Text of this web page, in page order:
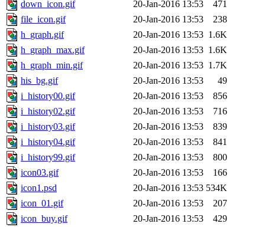
down_icon.gif
20-Jan-2016 13:53
471
file_icon.gif
20-Jan-2016 13:53
238
h_graph.gif
20-Jan-2016 13:53 1.6K
h_graph_max.gif
20-Jan-2016 13:53 1.6K
h_graph_min.gif
20-Jan-2016 13:53 1.7K
his_bg.gif
20-Jan-2016 13:53
49
i_history00.gif
20-Jan-2016 13:53
856
i_history02.gif
20-Jan-2016 13:53
716
i_history03.gif
20-Jan-2016 13:53
839
i_history04.gif
20-Jan-2016 13:53
841
i_history99.gif
20-Jan-2016 13:53
800
icon03.gif
20-Jan-2016 13:53
166
icon1.psd
20-Jan-2016 13:53 534K
icon_01.gif
20-Jan-2016 13:53
207
icon_buy.gif
20-Jan-2016 13:53
429